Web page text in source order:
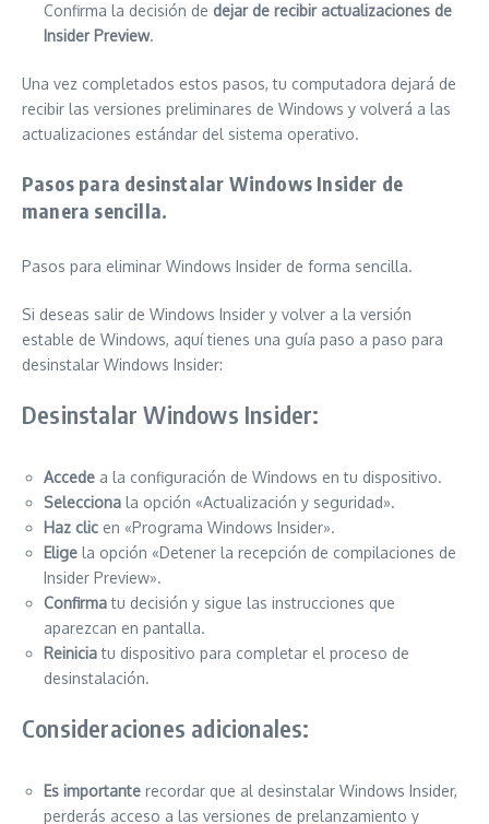
Confirma la decisión de dejar de recibir actualizaciones de
Insider Preview.
Una vez completados estos pasos, tu computadora dejará de
recibir las versiones preliminares de Windows y volverá a las
actualizaciones estándar del sistema operativo.
Pasos para desinstalar Windows Insider de
manera sencilla.
Pasos para eliminar Windows Insider de forma sencilla.
Si deseas salir de Windows Insider y volver a la versión
estable de Windows, aquí tienes una guía paso a paso para
desinstalar Windows Insider:
Desinstalar Windows Insider:
Accede a la configuración de Windows en tu dispositivo.
Selecciona la opción «Actualización y seguridad».
Haz clic en «Programa Windows Insider».
Elige la opción «Detener la recepción de compilaciones de
Insider Preview».
Confirmatu decisión y sigue las instrucciones que
aparezcan en pantalla.
Reiniciatu dispositivo para completar el proceso de
desinstalación.
Consideraciones adicionales:
Es importante recordar que al desinstalar Windows Insider,
perderás acceso a las versiones de prelanzamiento y